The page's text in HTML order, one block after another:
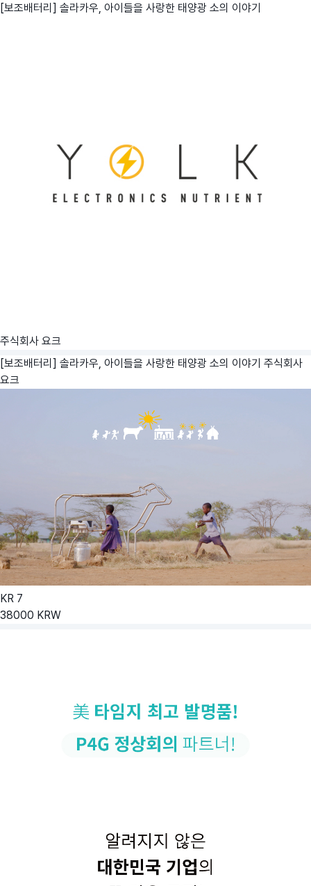
[보조배터리] 솔라카우, 아이들을 사랑한 태양광 소의 이야기
주식회사 요크
[보조배터리] 솔라카우, 아이들을 사랑한 태양광 소의 이야기 주식회사
요크
KR 7
38000 KRW